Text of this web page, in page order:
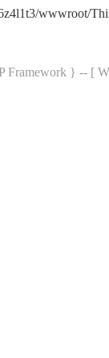
wwwroot/
Framework } -- [